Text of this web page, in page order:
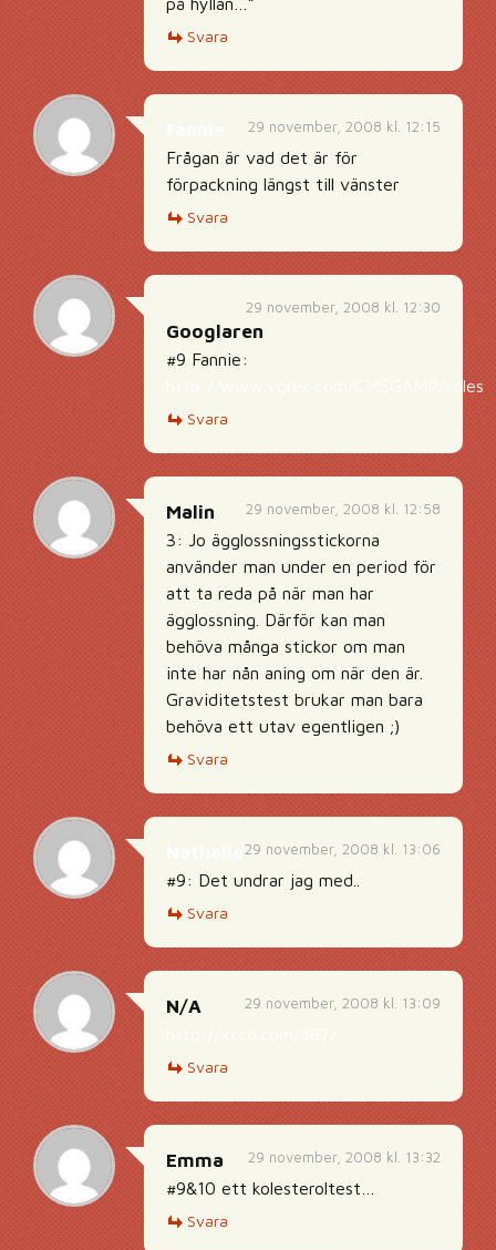
Svara
29 november, 2008 kl. 12:15
Frågan är vad det är för
förpackning längst till vänster
Svara
29 november, 2008 kl. 12:30
Googlaren
#9 Fannie:
http://www.vgrek.com/CMSGAMP/
Svara
29 november, 2008 kl. 12:58
Malin
3: Jo ägglossningsstickorna
använder man under en period för
att ta reda på när man har
ägglossning. Därför kan man
behöva många stickor om man
inte har nån aning om när den är.
Graviditetstest brukar man bara
behöva ett utav egentligen ;)
Svara
29 november, 2008 kl. 13:06
#9: Det undrar jag med..
Svara
29 november, 2008 kl. 13:09
N/A
Svara
29 november, 2008 kl. 13:32
Emma
#9&10 ett kolesteroltest…
Svara